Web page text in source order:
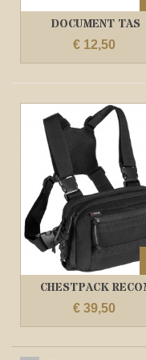
DOCUMENT TAS
€ 12,50
CHESTPACK
ZWART/
€ 39,50